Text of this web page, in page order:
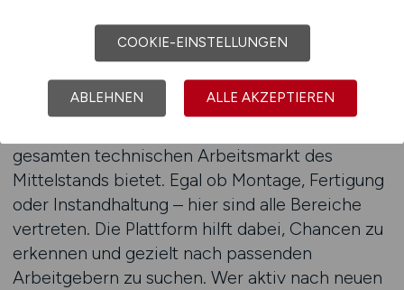
kämpfen, sondern finden direkt relevante
Positionen.
Ein weiterer Vorteil ist, dass
gesamten technischen Arbeitsmarkt des
Mittelstands bietet. Egal ob Montage, Fertigung
oder Instandhaltung – hier sind alle Bereiche
vertreten. Die Plattform hilft dabei, Chancen zu
erkennen und gezielt nach passenden
Arbeitgebern zu suchen. Wer aktiv nach neuen
COOKIE-EINSTELLUNGEN
ABLEHNEN ALLE AKZEPTIEREN